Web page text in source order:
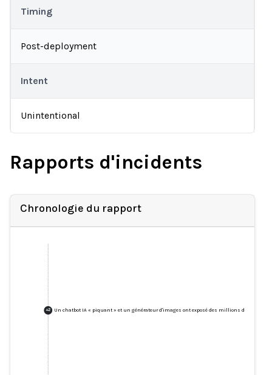
Timing
Post-deployment
Intent
Unintentional
Rapports d'incidents
Chronologie du rapport
+2 Un chatbot IA « piquant » et un générateur d'images ont exposé des millions de photos.